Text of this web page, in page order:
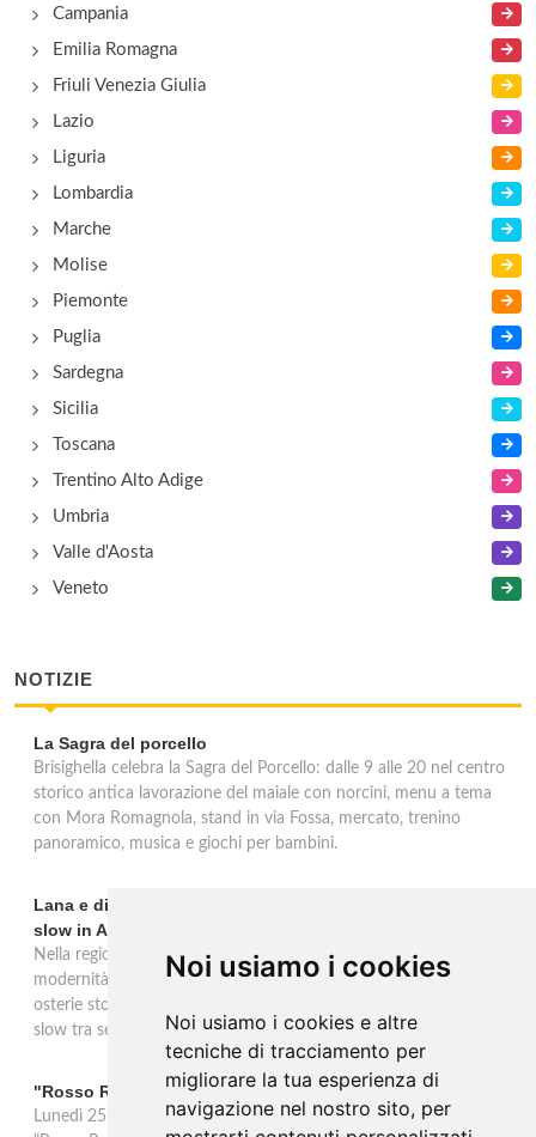
Noi usiamo i cookies
Noi usiamo i cookies e altre
tecniche di tracciamento per
migliorare la tua esperienza di
navigazione nel nostro sito, per
Campania
Emilia Romagna
Friuli Venezia Giulia
Lazio
Liguria
Lombardia
Marche
Molise
Piemonte
Puglia
Sardegna
Sicilia
Toscana
Trentino Alto Adige
Umbria
Valle d'Aosta
Veneto
NOTIZIE
La Sagra del porcello
Brisighella celebra la Sagra del Porcello: dalle 9 alle 20 nel centro
storico antica lavorazione del maiale con norcini, menu a tema
con Mora Romagnola, stand in via Fossa, mercato, trenino
panoramico, musica e giochi per bambini.
Lana e dintorni: Törggelen, vini d'eccellenza e vacanze
slow in Alto Adige
Nella regione di Lana in Alto Adige tradizione contadina e
modernità si fondono in un'esperienza autentica. Törggelen nelle
osterie storiche, vini da antiche tradizioni vitivinicole e vacanze
slow tra sentieri delle rogge e produttori locali.
"Rosso Rame" in scena a Collepasso il 25 agosto
Lunedì 25 agosto al Palazzo Baronale di Collepasso va in scena